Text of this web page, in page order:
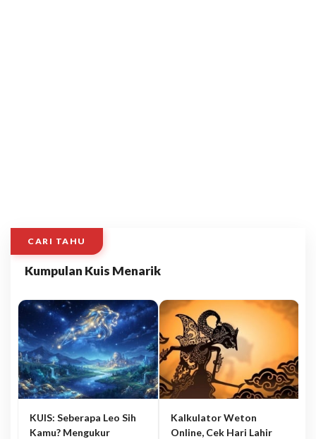
CARI TAHU
Kumpulan Kuis Menarik
KUIS: Seberapa Leo Sih
Kamu? Mengukur
Kalkulator Weton
Online, Cek Hari Lahir